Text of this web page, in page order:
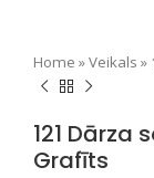
Home »Veikals »
121 Dārza
Grafīts